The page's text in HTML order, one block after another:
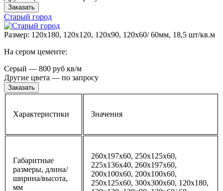
Заказать
Старый город
Размер: 120x180, 120x120, 120x90, 120x60/ 60мм, 18,5 шт/кв.м
На сером цементе:
Серый — 800 руб кв/м
Другие цвета — по запросу
Заказать
Характеристики Значения
Габаритные
размеры, длина/
ширина/высота,
мм
260x197x60, 250x125x60,
225x136x40, 260x197x60,
200х100х60, 200х100х60,
250х125х60, 300х300х60, 120x180,